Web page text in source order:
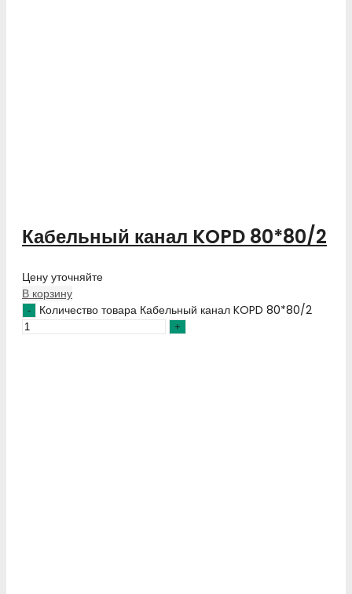
Кабельный канал KOPD 80*80/2
Цену уточняйте
В корзину
Количество товара Кабельный канал KOPD 80*80/2